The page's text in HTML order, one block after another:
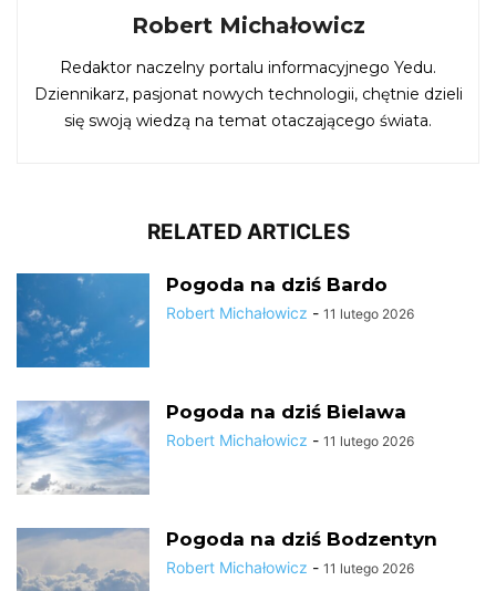
Robert Michałowicz
Redaktor naczelny portalu informacyjnego Yedu.
Dziennikarz, pasjonat nowych technologii, chętnie dzieli
się swoją wiedzą na temat otaczającego świata.
RELATED ARTICLES
Pogoda na dziś Bardo
Robert Michałowicz - 11 lutego 2026
Pogoda na dziś Bielawa
Robert Michałowicz - 11 lutego 2026
Pogoda na dziś Bodzentyn
Robert Michałowicz - 11 lutego 2026